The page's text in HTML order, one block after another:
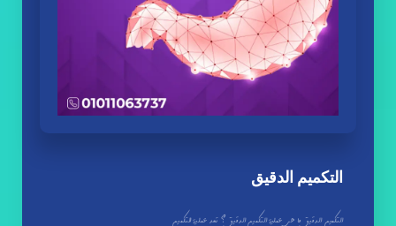
التكميم الدقيق
التكميم الدقيق ما هى عملية التكميم الدقيق؟ تعد عملية التكميم